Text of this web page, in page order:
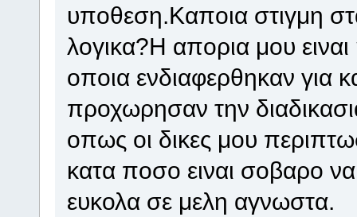
υποθεση.Καποια στιγμη
λογικα?Η απορια μου
οποια ενδιαφερθηκαν για
προχωρησαν την
οπως οι δικες μου
κατα ποσο ειναι σοβαρο
ευκολα σε μελη αγνωστα.